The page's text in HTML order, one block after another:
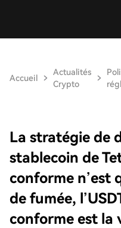
Accueil
Actualités
Crypto
La stratégie de
stablecoin de
conforme n’est
de fumée,
conforme est la